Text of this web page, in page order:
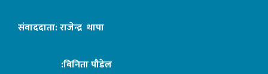
संवाददाता: राजेन्द्र थापा
:बिनिता पौडेल